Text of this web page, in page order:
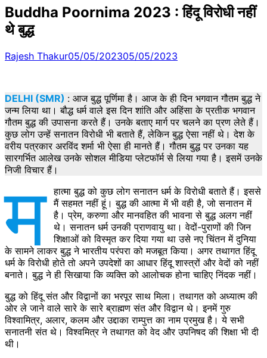
Buddha Poornima 2023 : हिंदू विरोधी नहीं
थे बुद्ध
Rajesh Thakur05/05/202305/05/2023
DELHI (SMR) : आज बुद्ध पूर्णिमा है। आज के ही दिन भगवान गौतम बुद्ध ने
जन्म लिया था। बौद्ध धर्म वाले इस दिन शांति और अहिंसा के प्रतीक भगवान
गौतम बुद्ध की उपासना करते हैं। उनके बताए मार्ग पर चलने का प्रण लेते हैं।
कुछ लोग उन्हें सनातन विरोधी भी बताते हैं, लेकिन बुद्ध ऐसा नहीं थे। देश के
वरीय पत्रकार अरविंद शर्मा भी ऐसा ही मानते हैं। गौतम बुद्ध पर उनका यह
सारगर्भित आलेख उनके सोशल मीडिया प्लेटफॉर्म से लिया गया है। इसमें उनके
निजी विचार हैं।
म
हात्मा बुद्ध को कुछ लोग सनातन धर्म के विरोधी बताते हैं। इससे
मैं सहमत नहीं हूं। बुद्ध की आत्मा में भी वही है, जो सनातन में
है। प्रेम, करुणा और मानवहित की भावना से बुद्ध अलग नहीं
थे। सनातन धर्म उनकी प्राणवायु था। वेदों-पुराणों की जिन
शिक्षाओं को विस्मृत कर दिया गया था उसे नए चिंतन में दुनिया
के सामने लाकर बुद्ध ने भारतीय परंपरा को मजबूत किया। अगर तथागत हिंदू
धर्म के विरोधी होते तो अपने उपदेशों का आधार हिंदू शास्त्रों और वेदों को नहीं
बनाते। बुद्ध ने ही सिखाया कि व्यक्ति को आलोचक होना चाहिए निंदक नहीं।
बुद्ध को हिंदू संत और विद्वानों का भरपूर साथ मिला। तथागत को अध्यात्म की
ओर ले जाने वाले सारे के सारे ब्राह्मण संत और विद्वान थे। इनमें गुरु
विश्वामित्र, अलार, कलम और उद्दाका राम्पुत्त का नाम प्रमुख है। ये सभी
सनातनी संत थे। विश्वमित्र ने तथागत को वेद और उपनिषद की शिक्षा भी दी
थी।